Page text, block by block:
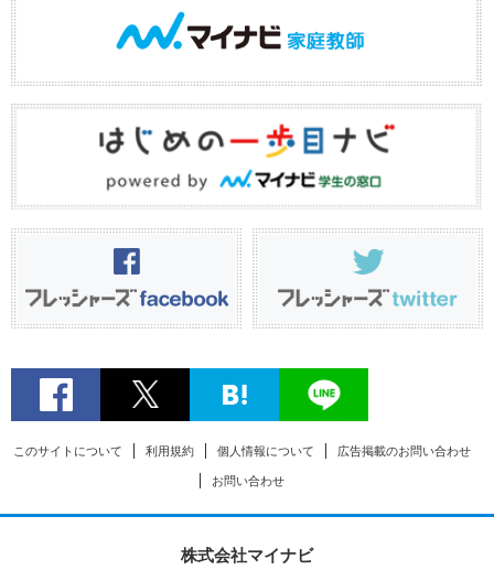
このサイトについて 利用規約 個人情報について 広告掲載のお問い合わせ
お問い合わせ
株式会社マイナビ